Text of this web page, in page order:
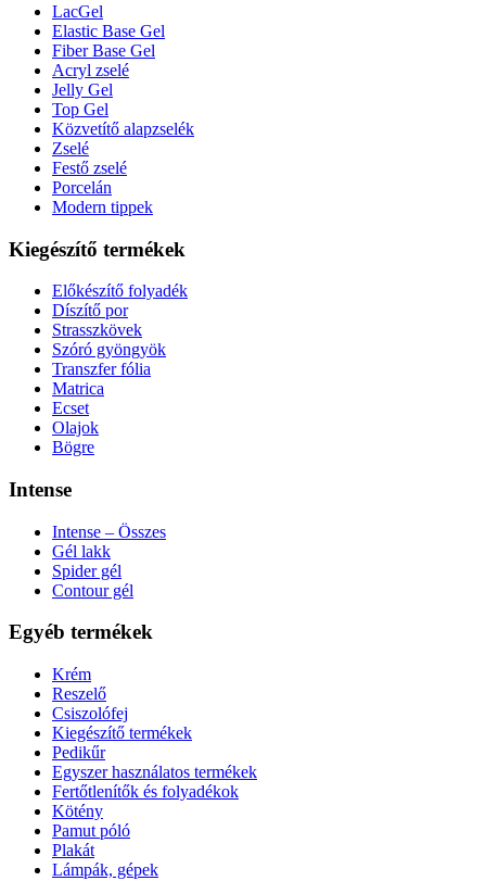
LacGel
Elastic Base Gel
Fiber Base Gel
Acryl zselé
Jelly Gel
Top Gel
Közvetítő alapzselék
Zselé
Festő zselé
Porcelán
Modern tippek
Kiegészítő termékek
Előkészítő folyadék
Díszítő por
Strasszkövek
Szóró gyöngyök
Transzfer fólia
Matrica
Ecset
Olajok
Bögre
Intense
Intense – Összes
Gél lakk
Spider gél
Contour gél
Egyéb termékek
Krém
Reszelő
Csiszolófej
Kiegészítő termékek
Pedikűr
Egyszer használatos termékek
Fertőtlenítők és folyadékok
Kötény
Pamut póló
Plakát
Lámpák, gépek